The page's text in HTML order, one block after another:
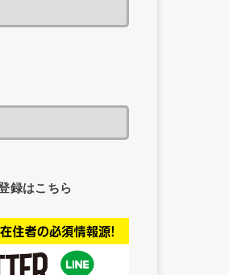
録はこちら